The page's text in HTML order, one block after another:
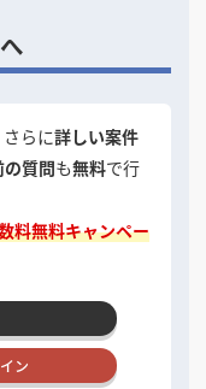
らに詳しい案件
の質問も無料で行
料無料キャンペー
ン